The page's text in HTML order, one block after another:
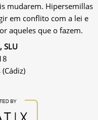
mudarem. Hipersemillas
em conflito com a lei e
aqueles que o fazem.
SLU